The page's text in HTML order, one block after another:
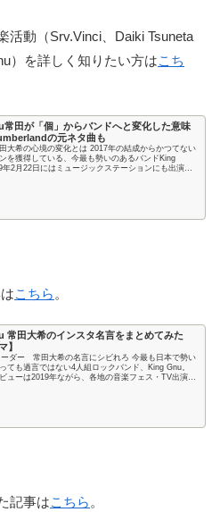
活動（Srv.Vinci、Daiki Tsuneta
）を詳しく知りたい方はこち
田が「個」からバンドへと変化した意味
の元ネタ曲も
大希の心境の変化とは 2017年の結成からかつてない
を獲得している、今最も勢いのあるバンドKing
年2月22日にはミュージックステーションにも出演
こちら 。
常田大希のインスタ名言をまとめてみた
】
ーダー 常田大希の名言にシビれろ 今最も日本で勢い
ても過言ではない4人組ロックバンド、King Gnu。
ューは2019年ながら、各地の音楽フェス・TV出演・
記事はこちら。